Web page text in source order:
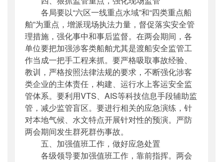
各局要以“六区一线重点水域”和“四类重点船
舶”为重点，增派现场执法力量，督促落实安全管
理措施，强化事中和事后监督。在两会期间，各
单位要把加强涉客类船舶尤其是渡船安全监管工
作当成一把手工程来抓。要严格吸取事故经验、
教训，严格按照法律法规的要求，不断强化涉客
类企业的主体责任，构建、运行水上客运安全监
管体系。要利用VTS、AIS等科技信息手段辅助监
管，减少监管盲区。要进行相关的应急演练，针
对本地气候、水文特点开展针对性的预演。严防
两会期间发生群死群伤事故。
五、加强值班工作，做好应急处置
各级领导要加强值班工作，靠前指挥。两会